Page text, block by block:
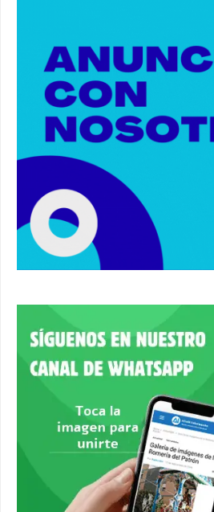
Premio de Medio
Mateo.
03:01
Paseo de caballos.
#caballos
Un autobús ha golpeado
ferial. #accidente
Primer premio de
#alcaladeguadaira #ferias